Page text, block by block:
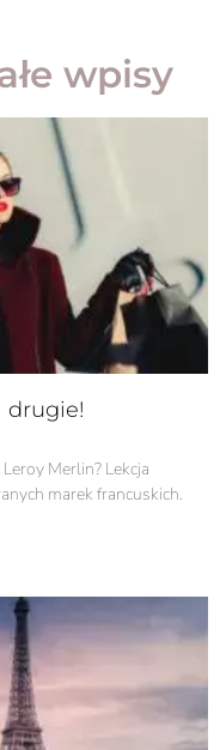
wpisy
drugie!
Merlin? Lekcja
marek francuskich.